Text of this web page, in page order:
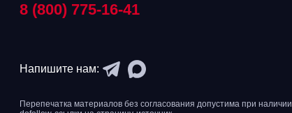
8 (800) 775-16-41
Напишите нам:
Перепечатка материалов без согласования допустима при наличии